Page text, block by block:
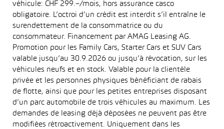
véhicule: CHF 299.–/mois, hors assurance casco
obligatoire. L’octroi d’un crédit est interdit s’il entraîne le
surendettement de la consommatrice ou du
consommateur. Financement par AMAG Leasing AG.
Promotion pour les Family Cars, Starter Cars et SUV Cars
valable jusqu’au 30.9.2026 ou jusqu’à révocation, sur les
véhicules neufs et en stock. Valable pour la clientèle
privée et les personnes physiques bénéficiant de rabais
de flotte, ainsi que pour les petites entreprises disposant
d’un parc automobile de trois véhicules au maximum. Les
demandes de leasing déjà déposées ne peuvent pas être
modifiées rétroactivement. Uniquement dans les